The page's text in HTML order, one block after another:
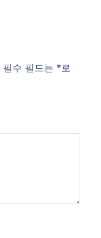
필수 필드는 *로